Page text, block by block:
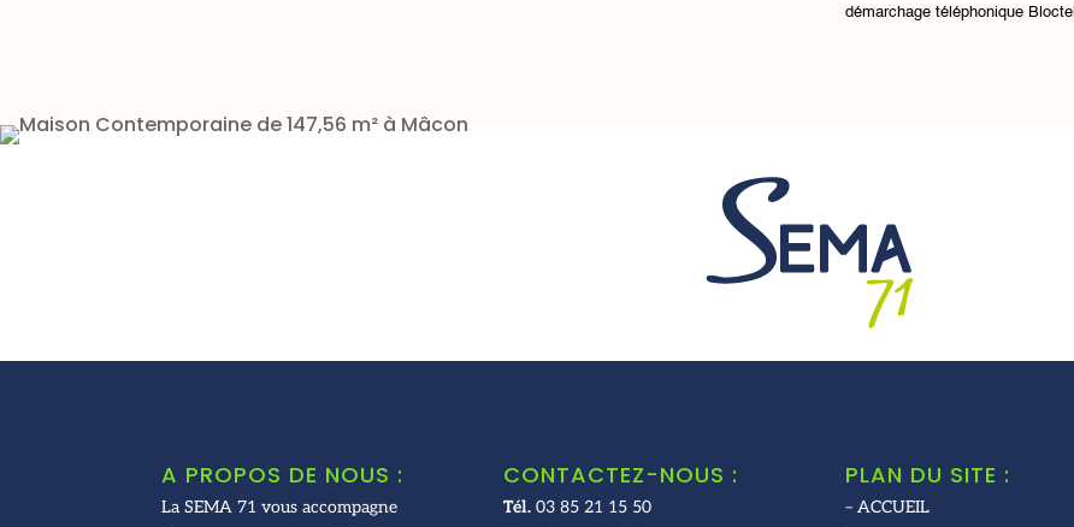
démarchage téléphonique Bloctel
A PROPOS DE NOUS :
La SEMA 71 vous accompagne
CONTACTEZ-NOUS :
Tél.03 85 21 15 50
PLAN DU SITE :
– ACCUEIL